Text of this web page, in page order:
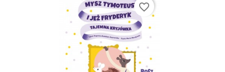
favorite_border